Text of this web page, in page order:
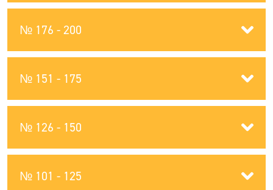
№ 101 - 125
№ 126 - 150
№ 151 - 175
№ 176 - 200